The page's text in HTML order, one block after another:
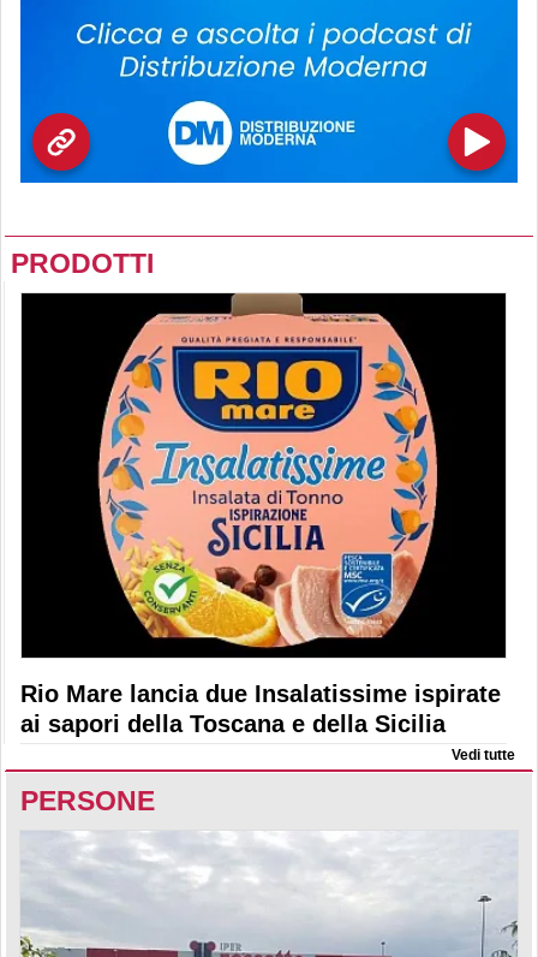
PRODOTTI
Rio Mare lancia due Insalatissime ispirate
ai sapori della Toscana e della Sicilia
Vedi tutte
PERSONE